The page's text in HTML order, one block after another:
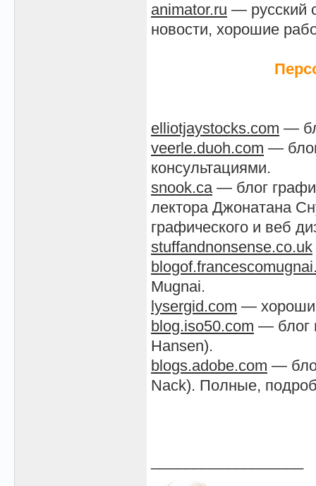
animator.ru — русский
новости, хорошие
elliotjaystocks.com —
veerle.duoh.com —
консультациями.
snook.ca— блог
лектора Джонатана
графического и веб
stuffandnonsense.co.uk
Mugnai.
lysergid.com —
blog.iso50.com — блог
Hansen).
blogs.adobe.com —
Nack). Полные,